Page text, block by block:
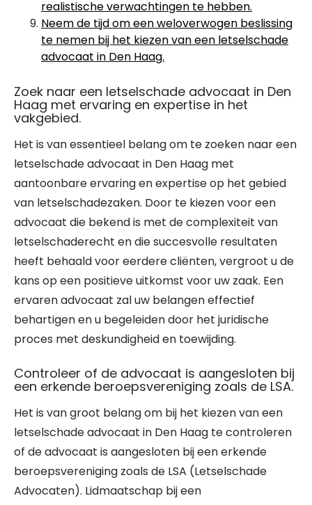
realistische verwachtingen te hebben.
Neem de tijd om een weloverwogen beslissing
te nemen bij het kiezen van een letselschade
advocaat in Den Haag.
Zoek naar een letselschade advocaat in Den
Haag met ervaring en expertise in het
vakgebied.
Het is van essentieel belang om te zoeken naar een
letselschade advocaat in Den Haag met
aantoonbare ervaring en expertise op het gebied
van letselschadezaken. Door te kiezen voor een
advocaat die bekend is met de complexiteit van
letselschaderecht en die succesvolle resultaten
heeft behaald voor eerdere cliënten, vergroot u de
kans op een positieve uitkomst voor uw zaak. Een
ervaren advocaat zal uw belangen effectief
behartigen en u begeleiden door het juridische
proces met deskundigheid en toewijding.
Controleer of de advocaat is aangesloten bij
een erkende beroepsvereniging zoals de LSA.
Het is van groot belang om bij het kiezen van een
letselschade advocaat in Den Haag te controleren
of de advocaat is aangesloten bij een erkende
beroepsvereniging zoals de LSA (Letselschade
Advocaten). Lidmaatschap bij een